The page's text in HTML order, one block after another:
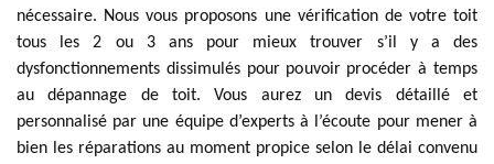
nécessaire. Nous vous proposons une vérification de votre toit
tous les 2 ou 3 ans pour mieux trouver s’il y a des
dysfonctionnements dissimulés pour pouvoir procéder à temps
au dépannage de toit. Vous aurez un devis détaillé et
personnalisé par une équipe d’experts à l’écoute pour mener à
bien les réparations au moment propice selon le délai convenu